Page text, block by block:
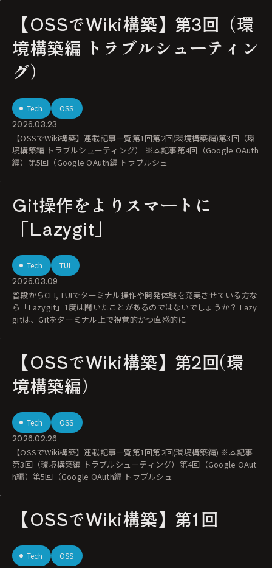
【OSSでWiki構築】第3回（環
境構築編 トラブルシューティン
グ）
Tech OSS
2026.03.23
【OSSでWiki構築】連載記事一覧第1回第2回(環境構築編)第3回（環
境構築編 トラブルシューティング） ※本記事第4回（Google OAuth
編）第5回（Google OAuth編 トラブルシュ
Git操作をよりスマートに
「Lazygit」
Tech TUI
2026.03.09
普段からCLI, TUIでターミナル操作や開発体験を充実させている方な
ら「Lazygit」1度は聞いたことがあるのではないでしょうか？ Lazy
gitは、Gitをターミナル上で視覚的かつ直感的に
【OSSでWiki構築】第2回(環
境構築編)
Tech OSS
2026.02.26
【OSSでWiki構築】連載記事一覧第1回第2回(環境構築編) ※本記事
第3回（環境構築編 トラブルシューティング）第4回（Google OAut
h編）第5回（Google OAuth編 トラブルシュ
【OSSでWiki構築】第1回
Tech OSS